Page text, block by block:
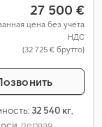
27 500 €
цена без учета
НДС
(32 725 € брутто)
32 540 кг,